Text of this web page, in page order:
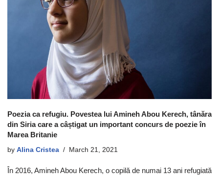
Poezia ca refugiu. Povestea lui Amineh Abou Kerech, tânăra
din Siria care a câștigat un important concurs de poezie în
Marea Britanie
by Alina Cristea March 21, 2021
În 2016, Amineh Abou Kerech, o copilă de numai 13 ani refugiată